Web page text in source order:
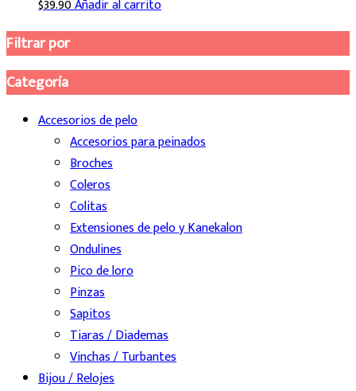
$39.90Añadir al carrito
Filtrar por
Categoría
Accesorios de pelo
Accesorios para peinados
Broches
Coleros
Colitas
Extensiones de pelo y Kanekalon
Ondulines
Pico de loro
Pinzas
Sapitos
Tiaras / Diademas
Vinchas / Turbantes
Bijou / Relojes